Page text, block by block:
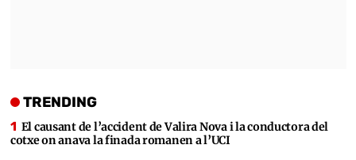
TRENDING
El causant de l’accident de Valira Nova i la conductora del
cotxe on anava la finada romanen a l’UCI